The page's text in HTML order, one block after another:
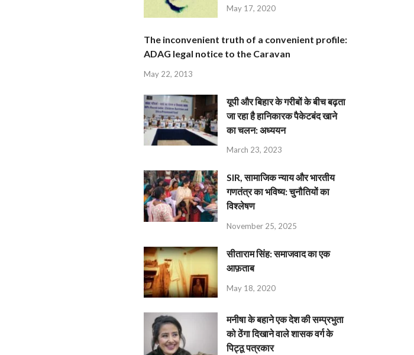
May 17, 2020
The inconvenient truth of a convenient profile:
ADAG legal notice to the Caravan
May 22, 2013
यूपी और बिहार के गरीबों के बीच बढ़ता
जा रहा है हानिकारक पैकेटबंद खाने
का चलन: अध्ययन
March 23, 2023
SIR, सामाजिक न्याय और भारतीय
गणतंत्र का भविष्य: चुनौतियों का
विश्लेषण
November 25, 2025
सीताराम सिंह: समाजवाद का एक
आफ़ताब
May 18, 2020
मनीषा के बहाने एक देश की सम्प्रभुता
को ठेंगा दिखाने वाले शासक वर्ग के
पिट्ठू पत्रकार